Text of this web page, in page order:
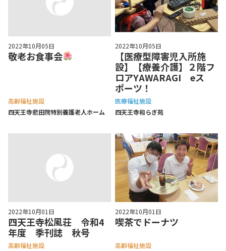
2022年10月05日
敬老お食事会
高齢福祉施設
四天王寺悲⽥院特別養護⽼⼈ホーム
2022年10月05日
【医療型障害児入所施
設】【療養介護】２階フ
ロアYAWARAGI eス
ポーツ！
医療福祉施設
四天王寺和らぎ苑
2022年10月01日
四天王寺松風荘 令和4
年度 季刊誌 秋号
高齢福祉施設
2022年10月01日
喫茶でドーナツ
高齢福祉施設